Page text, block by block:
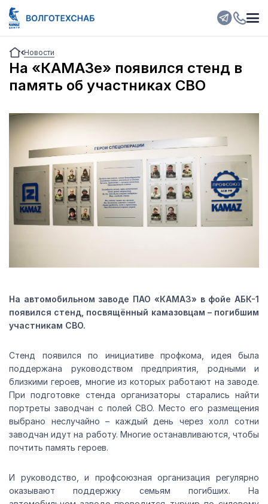
Новости
На «КАМАЗе» появился стенд в
память об участниках СВО
На автомобильном заводе ПАО «КАМАЗ» в фойе АБК-1
появился стенд, посвящённый камазовцам – погибшим
участникам СВО.
Стенд появился по инициативе профкома, идея была
поддержана руководством предприятия, родными и
близкими героев, многие из которых работают на заводе.
При подготовке стенда организаторы старались найти
портреты заводчан с полей СВО. Место его размещения
выбрано неслучайно – каждый день через холл сотни
заводчан идут на работу. Многие останавливаются, чтобы
почтить память героев.
И руководство, и профсоюзная организация регулярно
оказывают поддержку семьям погибших. На